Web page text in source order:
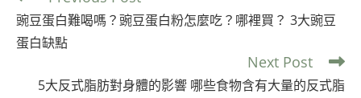
豌豆蛋白難喝嗎？豌豆蛋白粉怎麼吃？哪裡買？ 3大豌豆
蛋白缺點
Next Post
5大反式脂肪對身體的影響 哪些食物含有大量的反式脂